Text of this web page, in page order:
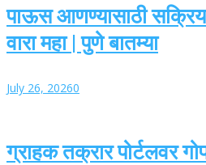
पाऊस आणण्यासाठी सक्रिय
वारा महा | पुणे बातम्या
July 26, 20260
ग्राहक तक्रार पोर्टलवर